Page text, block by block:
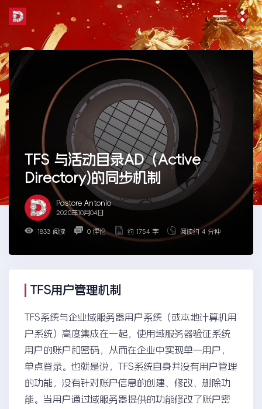
the
TFS 与活动目录AD（Active
Directory)的同步机制
Pastore Antonio
2020年10月04日
1833 阅读 0 评论 约 1754 字 阅读约 4 分钟
TFS用户管理机制
TFS系统与企业域服务器用户系统（或本地计算机用
户系统）高度集成在一起，使用域服务器验证系统
用户的账户和密码，从而在企业中实现单一用户，
单点登录。也就是说，TFS系统自身并没有用户管理
的功能，没有针对账户信息的创建、修改、删除功
能。当用户通过域服务器提供的功能修改了账户密